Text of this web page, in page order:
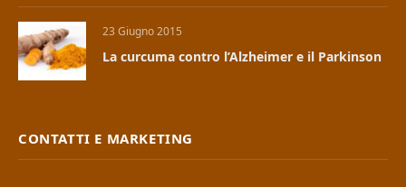
23 Giugno 2015
La curcuma contro l’Alzheimer e il Parkinson
CONTATTI E MARKETING